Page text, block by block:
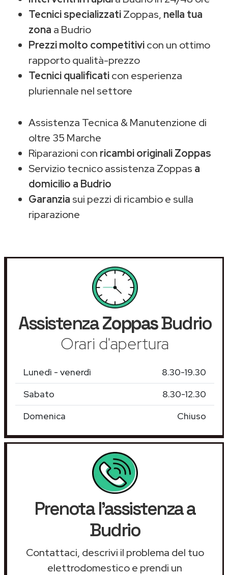
Tecnici specializzatiZoppas, nella tua
zona a Budrio
Prezzi molto competitivicon un ottimo
rapporto qualità-prezzo
Tecnici qualificaticon esperienza
pluriennale nel settore
Assistenza Tecnica & Manutenzione di
oltre 35 Marche
Riparazioni con ricambi originali Zoppas
Servizio tecnico assistenza Zoppas a
domicilio a Budrio
Garanzia sui pezzi di ricambio e sulla
riparazione
AssistenzaZoppasBudrio
Orari d'apertura
Lunedì - venerdì
8.30-19.30
Sabato
8.30-12.30
Domenica
Chiuso
Prenota l'assistenza a
Budrio
Contattaci, descrivi il problema del tuo
elettrodomestico e prendi un